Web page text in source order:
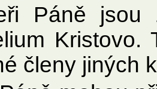
Páně jsou
členy jiných